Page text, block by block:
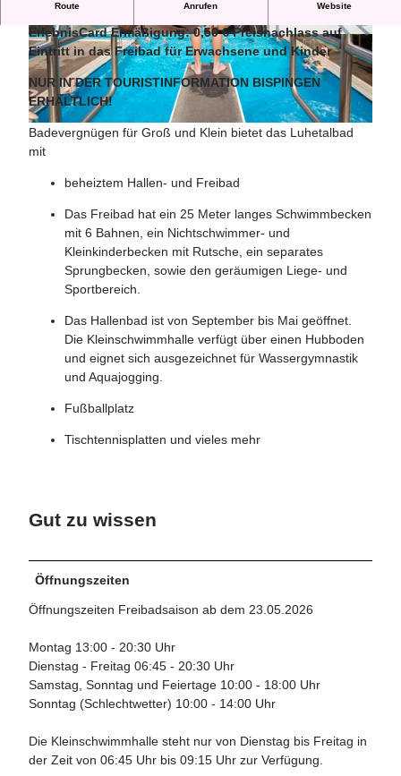
© Bispingen Touristik e.V. |CC-BY-SA
© Bispingen Touristik e.V. |CC-BY-SA © Bispingen Touristik e.V. |CC-BY-SA
Route Anrufen Website
Luhetalbad Bispingen
ErlebnisCard Ermäßigung: 0,50 € Preisnachlass auf
Eintritt in das Freibad für Erwachsene und Kinder
NUR IN DER TOURISTINFORMATION BISPINGEN
ERHÄLTLICH!
Badevergnügen für Groß und Klein bietet das Luhetalbad
mit
beheiztem Hallen- und Freibad
Das Freibad hat ein 25 Meter langes Schwimmbecken
mit 6 Bahnen, ein Nichtschwimmer- und
Kleinkinderbecken mit Rutsche, ein separates
Sprungbecken, sowie den geräumigen Liege- und
Sportbereich.
Das Hallenbad ist von September bis Mai geöffnet.
Die Kleinschwimmhalle verfügt über einen Hubboden
und eignet sich ausgezeichnet für Wassergymnastik
und Aquajogging.
Fußballplatz
Tischtennisplatten und vieles mehr
Gut zu wissen
Öffnungszeiten
Öffnungszeiten Freibadsaison ab dem 23.05.2026
Montag 13:00 - 20:30 Uhr
Dienstag - Freitag 06:45 - 20:30 Uhr
Samstag, Sonntag und Feiertage 10:00 - 18:00 Uhr
Sonntag (Schlechtwetter) 10:00 - 14:00 Uhr
Die Kleinschwimmhalle steht nur von Dienstag bis Freitag in
der Zeit von 06:45 Uhr bis 09:15 Uhr zur Verfügung.